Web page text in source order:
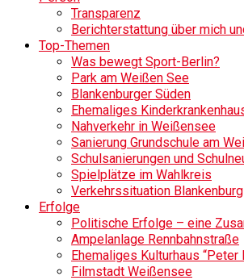
Transparenz
Berichterstattung über mich
Top-Themen
Was bewegt Sport-Berlin?
Park am Weißen See
Blankenburger Süden
Ehemaliges
Nahverkehr in Weißensee
Sanierung Grundschule am
Schulsanierungen und
Spielplätze im Wahlkreis
Verkehrssituation Blankenburg
Erfolge
Politische Erfolge – eine
Ampelanlage Rennbahnstraße
Ehemaliges Kulturhaus “Peter
Filmstadt Weißensee